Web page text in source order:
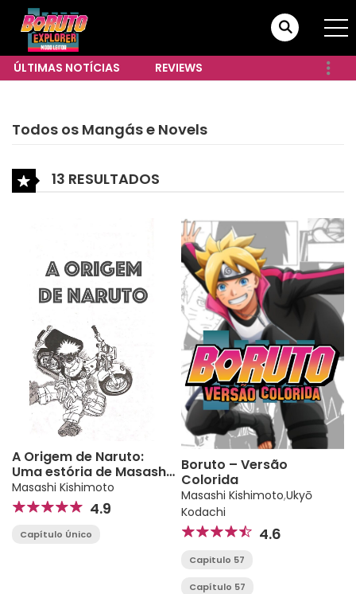
ÚLTIMAS NOTÍCIAS
REVIEWS
Todos os Mangás e Novels
13 RESULTADOS
A Origem de Naruto:
Uma estória de Masashi
Kishimoto
Masashi Kishimoto
4.9
Capítulo Único
Boruto – Versão
Colorida
Masashi Kishimoto,Ukyō
Kodachi
4.6
Capitulo 57
Capítulo 57